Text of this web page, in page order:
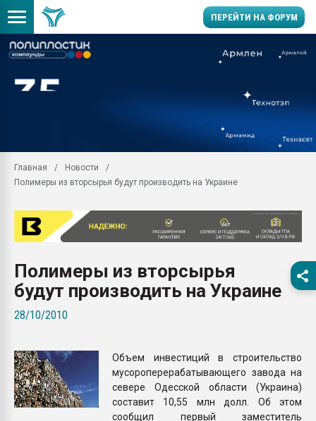
ПЕРЕЙТИ НА ФОРУМ
заводу пластмасс"
Подмосковье, Москва
28.07.2026
пластмасс
28.07.2026
ситуацией на
ПЕРЕЙТИ НА
Главная
Новости
Полимеры из вторсырья будут производить на Украине
Полимеры из вторсырья
будут производить на Украине
28/10/2010
Объем инвестиций в строительство
мусороперерабатывающего завода на
севере Одесской области (Украина)
составит 10,55 млн долл. Об этом
сообщил первый заместитель